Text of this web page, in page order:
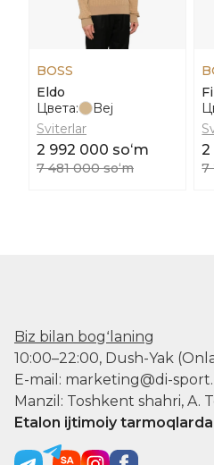
BOSS
Eldo
Цвета:
Bej
Sviterlar
2 992 000 soʻm
7 481 000 soʻm
2
7
Biz bilan bogʻlaning
10:00–22:00, Dush-Yak
E-mail: marketing@di-
Manzil: Toshkent shahri, A.
Etalon ijtimoiy tarmoqlarda